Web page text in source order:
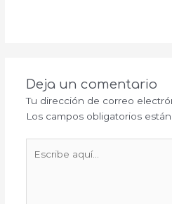
Deja un comentario
Tu dirección de correo
Los campos obligatorios
aquí...